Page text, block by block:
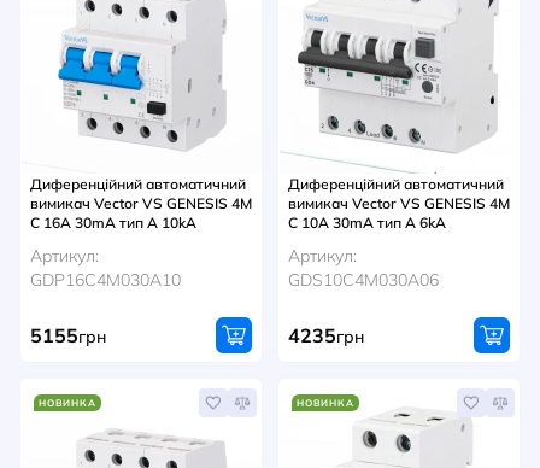
Диференційний автоматичний
вимикач Vector VS GENESIS 4M
C 16A 30mA тип A 10kA
Артикул:
GDP16C4M030A10
5155грн
Диференційний автоматичний
вимикач Vector VS GENESIS 4M
C 10A 30mA тип A 6kA
Артикул:
GDS10C4M030A06
4235грн
НОВИНКА НОВИНКА